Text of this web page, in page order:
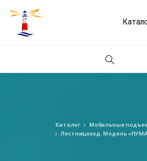
Поиск
Каталог
Мобильные
Лестницеход. Модель